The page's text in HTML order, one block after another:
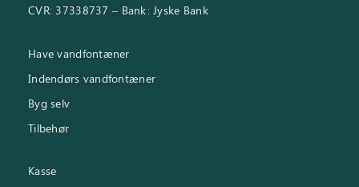
CVR: 37338737 – Bank: Jyske Bank
Have vandfontæner
Indendørs vandfontæner
Byg selv
Tilbehør
Kasse